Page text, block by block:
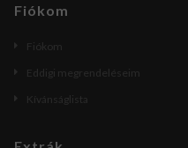
Fiókom
Fiókom
Eddigi megrendeléseim
Kívánságlista